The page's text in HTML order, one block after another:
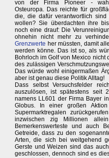
von der Firma Pioneer -
Osteuropa. Das reichte für
die, die dafür verantwortlich
wollen? Sie überdachten ihre
noch eine drauf: Die
ohnehin nicht mehr zu
Grenzwerte her müssten, damit
werden könne. Das ist so, als
Bohrloch im Golf von Mexico nicht
des zulässigen
Das würde wohl einigermaßen
aber ist genau diese Politik Alltag!
Dass selbst Versuchsfelder
auszulösen, ist spätestens seit
namens LL601 der Firma Bayer
Globus. In einer großen
Supermarktregalen
inzwischen zig Millionen
Bemerkenswerteste und auch
Getreide, dass zu den
Arten, die sich bei weitgehend
Gerste und Weizen sind das
geschlossen, dennoch sind es